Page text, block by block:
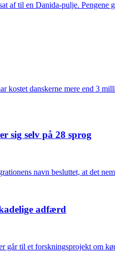
af til en Danida-pulje. Pengene
kostet danskerne mere end 3
sig selv på 28 sprog
navn besluttet, at det
adfærd
går til et forskningsprojekt om